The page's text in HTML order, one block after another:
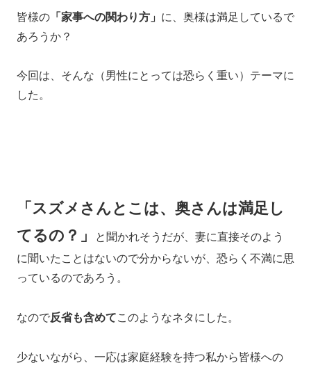
皆様の 「家事への関わり方」 に、奥様は満足しているで
あろうか？
今回は、そんな（男性にとっては恐らく重い）テーマに
した。
「スズメさんとこは、奥さんは満足し
てるの？」
と聞かれそうだが、妻に直接そのよう
に聞いたことはないので分からないが、恐らく不満に思
っているのであろう。
なので反省も含めてこのようなネタにした。
少ないながら、一応は家庭経験を持つ私から皆様への